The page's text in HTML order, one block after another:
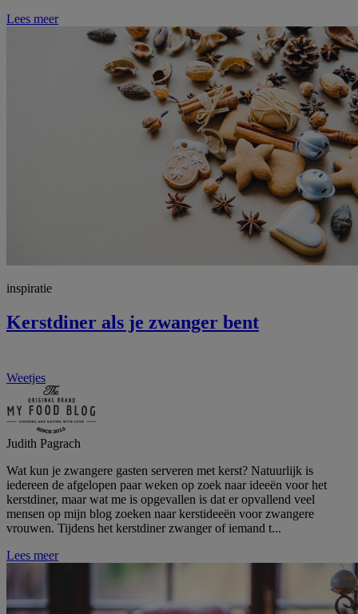
Lees meer
inspiratie
Kerstdiner als je zwanger bent
Weetjes
Judith Pagrach
Wat kun je zwangere gasten serveren met kerst? Natuurlijk is
iedereen de afgelopen paar weken op zoek naar ideeën voor het
kerstdiner, maar wat me is opgevallen is dat er opvallend veel
mensen op mijn blog zoeken naar kerstideeën voor zwangere
vrouwen. Tijdens het kerstdiner zwanger of iemand t...
Lees meer